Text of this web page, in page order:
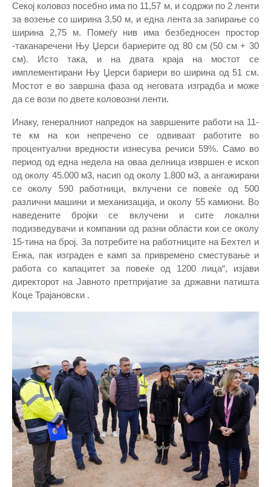
Секој коловоз посебно има по 11,57 м, и содржи по 2 ленти
за возење со ширина 3,50 м, и една лента за запирање со
ширина 2,75 м. Помеѓу нив има безбедносен простор
-таканаречени Њу Џерси бариерите од 80 см (50 см + 30
см). Исто така, и на двата краја на мостот се
имплементирани Њу Џерси бариери во ширина од 51 см.
Мостот е во завршна фаза од неговата изградба и може
да се вози по двете коловозни ленти.
Инаку, генералниот напредок на завршените работи на 11-
те км на кои непречено се одвиваат работите во
процентуални вредности изнесува речиси 59%. Само во
период од една недела на оваа делница извршен е ископ
од околу 45.000 м3, насип од околу 1.800 м3, а ангажирани
се околу 590 работници, вклучени се повеќе од 500
различни машини и механизација, и околу 55 камиони. Во
наведените бројки се вклучени и сите локални
подизведувачи и компании од разни области кои се околу
15-тина на број. За потребите на работниците на Бехтел и
Енка, пак изграден е камп за привремено сместување и
работа со капацитет за повеќе од 1200 лица“, изјави
директорот на Јавното претпријатие за државни патишта
Коце Трајановски .